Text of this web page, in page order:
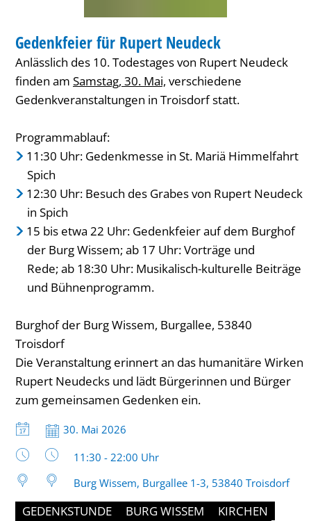
KATEGORIE: GEDENKFEIER
Gedenkfeier für Rupert Neudeck
Anlässlich des 10. Todestages von Rupert Neudeck
finden am Samstag, 30. Mai, verschiedene
Gedenkveranstaltungen in Troisdorf statt.
Programmablauf:
11:30 Uhr: Gedenkmesse in St. Mariä Himmelfahrt
Spich
12:30 Uhr: Besuch des Grabes von Rupert Neudeck
in Spich
15 bis etwa 22 Uhr: Gedenkfeier auf dem Burghof
der Burg Wissem; ab 17 Uhr: Vorträge und
Rede; ab 18:30 Uhr: Musikalisch-kulturelle Beiträge
und Bühnenprogramm.
Burghof der Burg Wissem, Burgallee, 53840
Troisdorf
Die Veranstaltung erinnert an das humanitäre Wirken
Rupert Neudecks und lädt Bürgerinnen und Bürger
zum gemeinsamen Gedenken ein.
Datum:
30. Mai 2026
Uhrzeit:
11:30 - 22:00 Uhr
Burg Wissem, Burgallee 1-3, 53840 Troisdorf
GEDENKSTUNDE BURG WISSEM
KIRCHEN